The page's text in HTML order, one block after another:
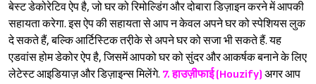
बेस्ट डेकोरेटिव ऐप है, जो घर को रिमोल्डिंग और दोबारा डिज़ाइन करने में आपकी
सहायता करेगा. इस ऐप की सहायता से आप न केवल अपने घर को स्पेशियस लुक
दे सकते हैं, बल्कि आर्टिस्टिक तरी़के से अपने घर को सजा भी सकते हैं. यह
एडवांस होम डेकोर ऐप है, जिसमें आपको घर को सुंदर और आकर्षक बनाने के लिए
लेटेस्ट आइडियाज़ और डिज़ाइन्स मिलेंगे. 7. हाउज़ीफाई (Houzify) अगर आप